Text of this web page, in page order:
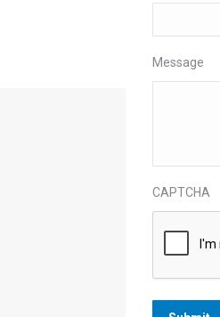
Message
CAPTCHA